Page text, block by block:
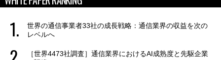
世界の通信事業者33社の成長戦略：通信業界の収益を次の
レベルへ
［世界4473社調査］通信業界におけるAI成熟度と先駆企業